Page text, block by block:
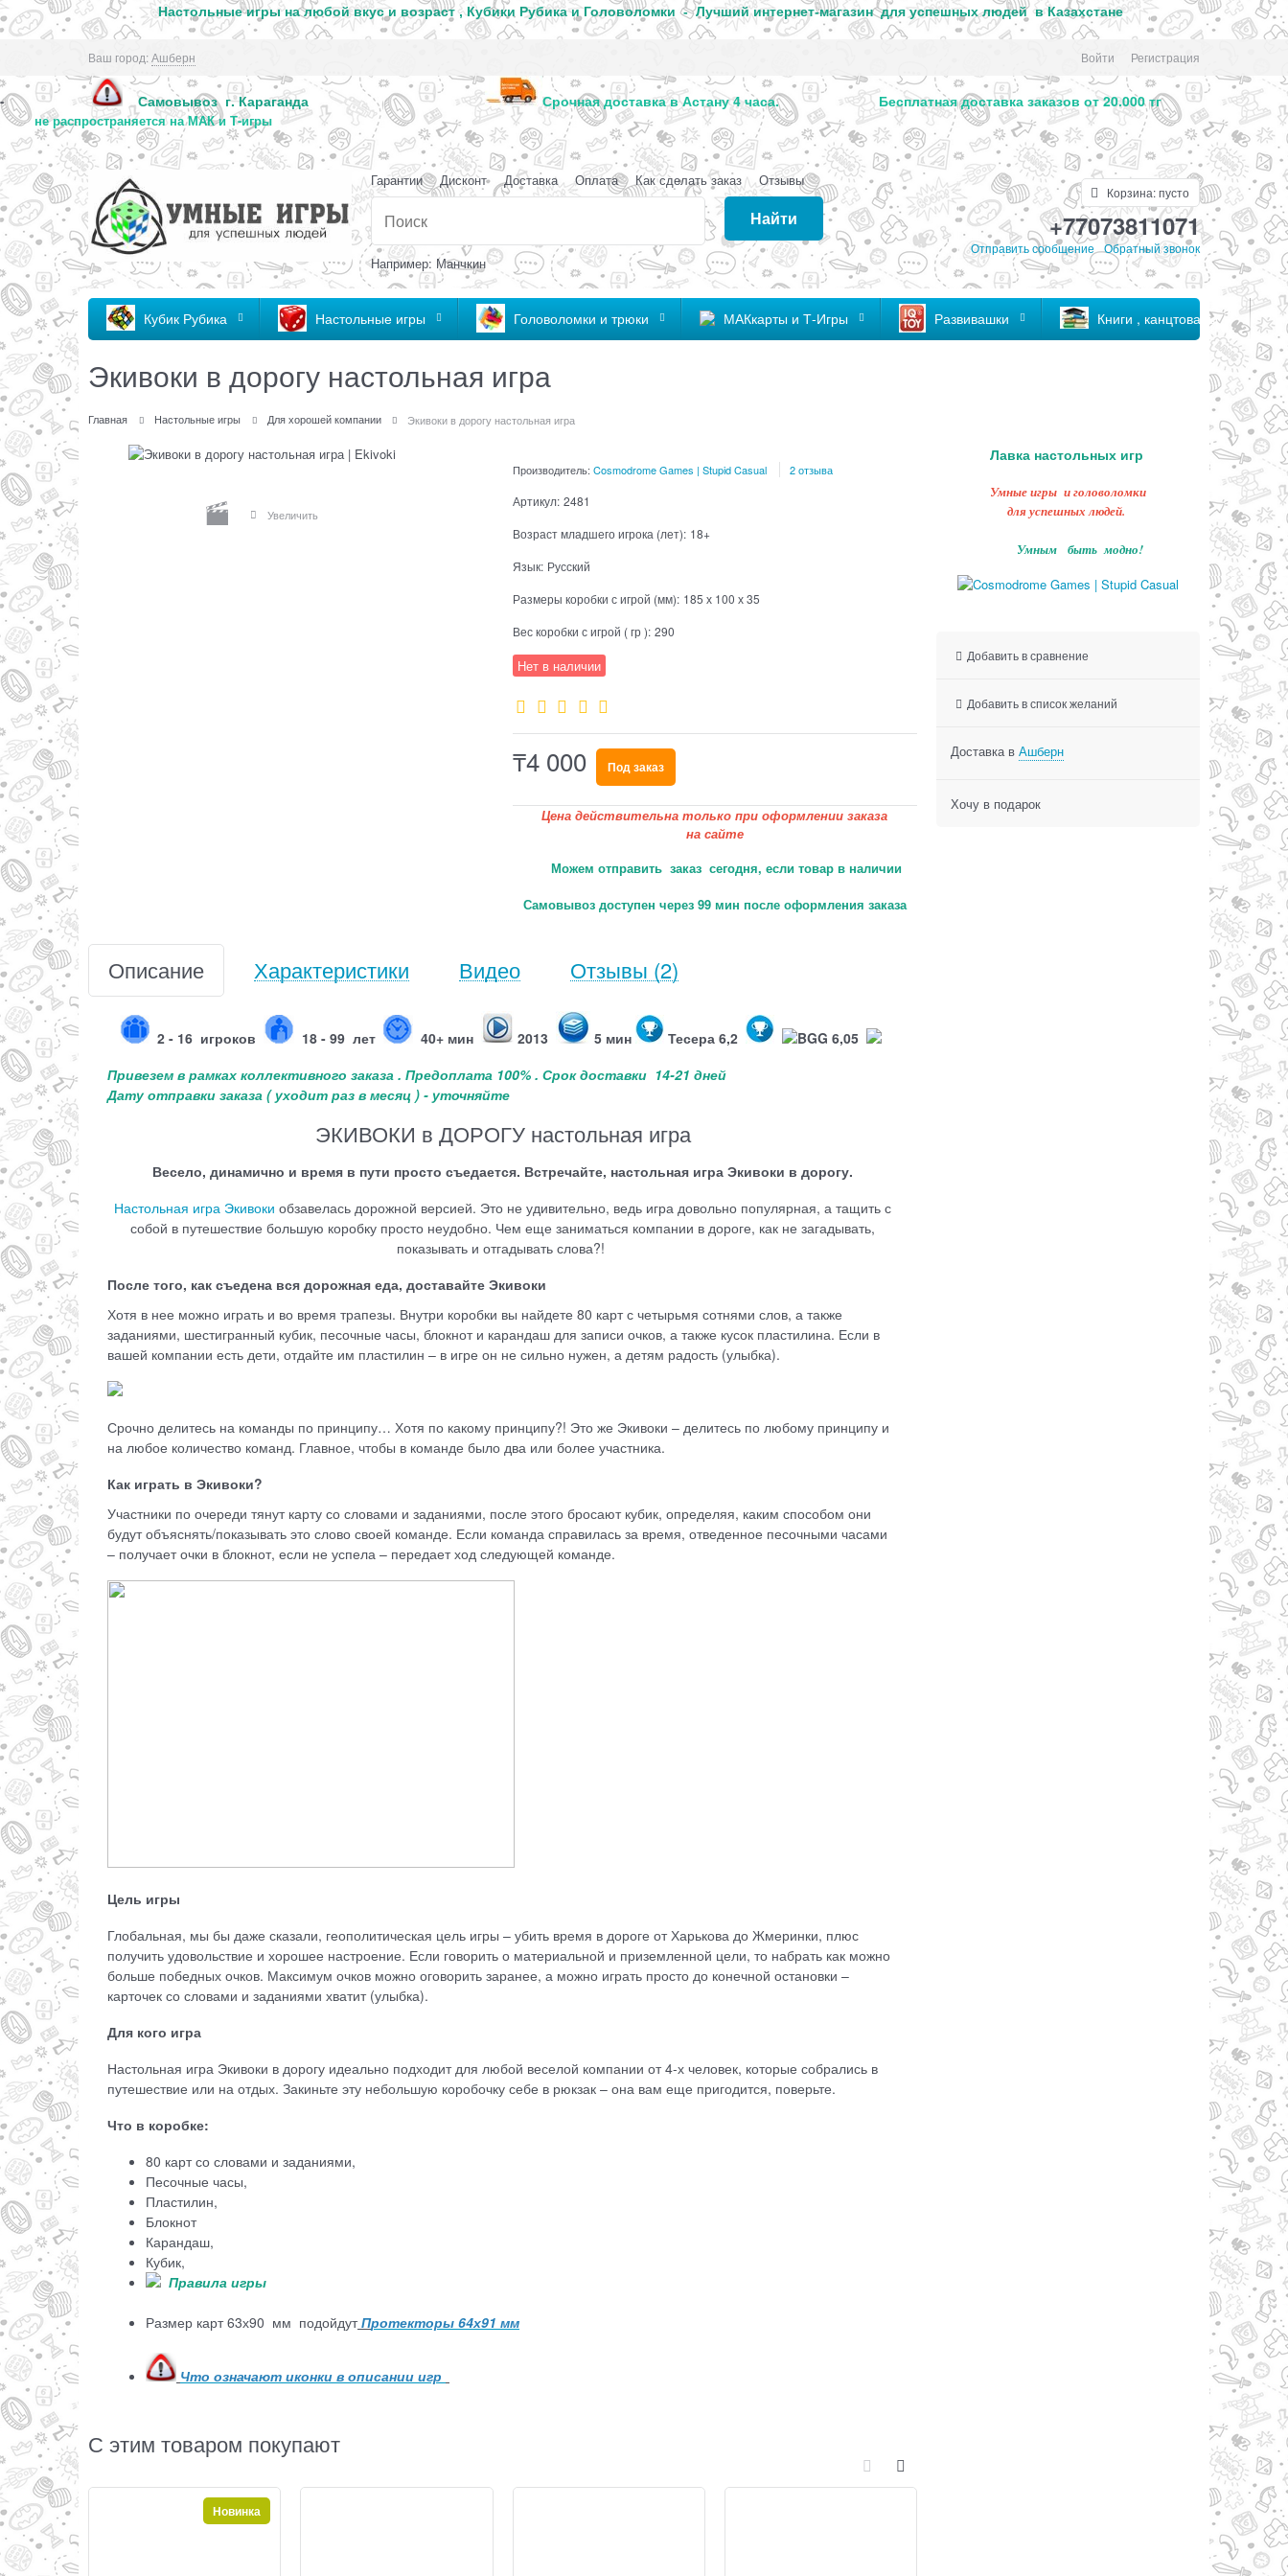
Настольные игры на любой вкус и возраст , Кубики Рубика и Головоломки - Лучший интернет-магазин для успешных людей в Казахстане
Ваш город:Ашберн Войти Регистрация
- Самовывоз г. Караганда Срочная доставка в Астану 4 часа. Бесплатная доставка заказов от 20.000 тг
не распространяется на МАК и Т-игры
Гарантии Дисконт Доставка Оплата Как сделать заказ Отзывы
Найти
Например: Манчкин
Корзина:пусто
+77073811071
Отправить сообщение Обратный звонок
Кубик Рубика Настольные игры Головоломки и трюки МАКкарты и Т-Игры Развивашки Книги , канцтовары
Экивоки в дорогу настольная игра
Главная Настольные игры Для хорошей компании Экивоки в дорогу настольная игра
Увеличить
Производитель: Cosmodrome Games | Stupid Casual 2 отзыва
Артикул: 2481
Возраст младшего игрока (лет): 18+
Язык: Русский
Размеры коробки с игрой (мм): 185 х 100 х 35
Вес коробки с игрой ( гр ): 290
Нет в наличии
₸4 000 Под заказ
Цена действительна только при оформлении заказа
на сайте
Можем отправить заказ сегодня, если товар в наличии
Самовывоз доступен через 99 мин после оформления заказа
Описание Характеристики Видео Отзывы (2)
2 - 16 игроков 18 - 99 лет 40+ мин 2013 5 мин Тесера 6,2
BGG 6,05
Привезем в рамках коллективного заказа . Предоплата 100% . Срок доставки 14-21 дней
Дату отправки заказа ( уходит раз в месяц ) - уточняйте
ЭКИВОКИ в ДОРОГУ настольная игра
Весело, динамично и время в пути просто съедается. Встречайте, настольная игра Экивоки в дорогу.
Настольная игра Экивоки обзавелась дорожной версией. Это не удивительно, ведь игра довольно популярная, а тащить с
собой в путешествие большую коробку просто неудобно. Чем еще заниматься компании в дороге, как не загадывать,
показывать и отгадывать слова?!
После того, как съедена вся дорожная еда, доставайте Экивоки
Хотя в нее можно играть и во время трапезы. Внутри коробки вы найдете 80 карт с четырьмя сотнями слов, а также
заданиями, шестигранный кубик, песочные часы, блокнот и карандаш для записи очков, а также кусок пластилина. Если в
вашей компании есть дети, отдайте им пластилин – в игре он не сильно нужен, а детям радость (улыбка).
Срочно делитесь на команды по принципу… Хотя по какому принципу?! Это же Экивоки – делитесь по любому принципу и
на любое количество команд. Главное, чтобы в команде было два или более участника.
Как играть в Экивоки?
Участники по очереди тянут карту со словами и заданиями, после этого бросают кубик, определяя, каким способом они
будут объяснять/показывать это слово своей команде. Если команда справилась за время, отведенное песочными часами
– получает очки в блокнот, если не успела – передает ход следующей команде.
Цель игры
Глобальная, мы бы даже сказали, геополитическая цель игры – убить время в дороге от Харькова до Жмеринки, плюс
получить удовольствие и хорошее настроение. Если говорить о материальной и приземленной цели, то набрать как можно
больше победных очков. Максимум очков можно оговорить заранее, а можно играть просто до конечной остановки –
карточек со словами и заданиями хватит (улыбка).
Для кого игра
Настольная игра Экивоки в дорогу идеально подходит для любой веселой компании от 4-х человек, которые собрались в
путешествие или на отдых. Закиньте эту небольшую коробочку себе в рюкзак – она вам еще пригодится, поверьте.
Что в коробке:
80 карт со словами и заданиями,
Песочные часы,
Пластилин,
Блокнот
Карандаш,
Кубик,
Правила игры
Размер карт 63х90 мм подойдут Протекторы 64х91 мм
Что означают иконки в описании игр
С этим товаром покупают
Новинка
Лавка настольных игр
Умные игры и головоломки
для успешных людей.
Умным быть модно!
Добавить в сравнение
Добавить в список желаний
Доставка в Ашберн
Хочу в подарок